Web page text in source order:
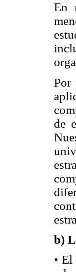
En
Por
de
b)
•